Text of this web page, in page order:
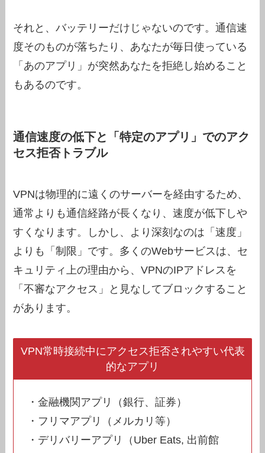
それと、バッテリーだけじゃないのです。通信速
度そのものが落ちたり、あなたが毎日使っている
「あのアプリ」が突然あなたを拒絶し始めること
もあるのです。
通信速度の低下と「特定のアプリ」でのアク
セス拒否トラブル
VPNは物理的に遠くのサーバーを経由するため、
通常よりも通信経路が長くなり、速度が低下しや
すくなります。しかし、より深刻なのは「速度」
よりも「制限」です。多くのWebサービスは、セ
キュリティ上の理由から、VPNのIPアドレスを
「不審なアクセス」と見なしてブロックすること
があります。
VPN常時接続中にアクセス拒否されやすい代表
的なアプリ
・金融機関アプリ（銀行、証券）
・フリマアプリ（メルカリ等）
・デリバリーアプリ（Uber Eats, 出前館